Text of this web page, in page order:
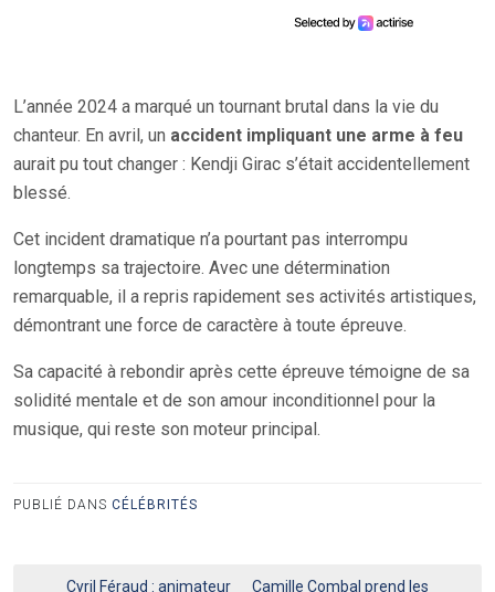
L’année 2024 a marqué un tournant brutal dans la vie du
chanteur. En avril, un accident impliquant une arme à feu
aurait pu tout changer : Kendji Girac s’était accidentellement
blessé.
Cet incident dramatique n’a pourtant pas interrompu
longtemps sa trajectoire. Avec une détermination
remarquable, il a repris rapidement ses activités artistiques,
démontrant une force de caractère à toute épreuve.
Sa capacité à rebondir après cette épreuve témoigne de sa
solidité mentale et de son amour inconditionnel pour la
musique, qui reste son moteur principal.
PUBLIÉ DANS CÉLÉBRITÉS
Cyril Féraud : animateur Camille Combal prend les